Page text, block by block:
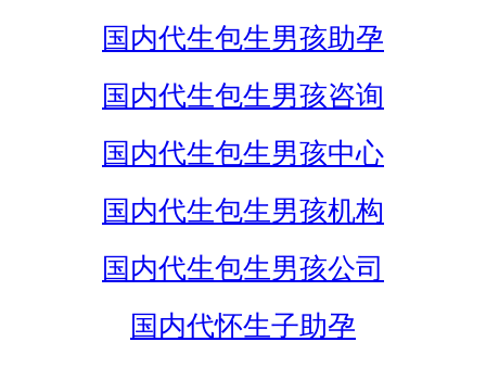
国内代生包生男孩助孕
国内代生包生男孩咨询
国内代生包生男孩中心
国内代生包生男孩机构
国内代生包生男孩公司
国内代怀生子助孕